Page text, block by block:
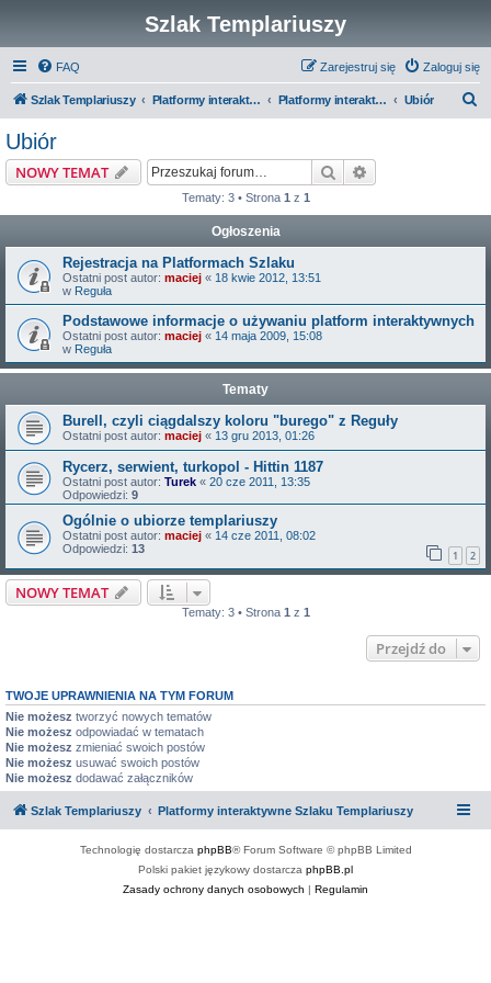
Szlak Templariuszy
FAQ Zaloguj się
Zarejestruj się
Szlak Templariuszy Platformy interaktywne Szlaku Templariuszy Platformy interaktywne - Zakon Templariuszy Ubiór
Ubiór
NOWY TEMAT Szukaj
Tematy: 3 • Strona 1 z 1
Ogłoszenia
Rejestracja na Platformach Szlaku
Ostatni post autor: maciej « 18 kwie 2012, 13:51
w Reguła
Podstawowe informacje o używaniu platform interaktywnych
Ostatni post autor: maciej « 14 maja 2009, 15:08
w Reguła
Tematy
Burell, czyli ciągdalszy koloru "burego" z Reguły
Ostatni post autor: maciej « 13 gru 2013, 01:26
Rycerz, serwient, turkopol - Hittin 1187
Ostatni post autor: Turek « 20 cze 2011, 13:35
Odpowiedzi: 9
Ogólnie o ubiorze templariuszy
Ostatni post autor: maciej « 14 cze 2011, 08:02
Odpowiedzi: 13 1 2
NOWY TEMAT
Tematy: 3 • Strona 1 z 1
Przejdź do
TWOJE UPRAWNIENIA NA TYM FORUM
Nie możesz tworzyć nowych tematów
Nie możesz odpowiadać w tematach
Nie możesz zmieniać swoich postów
Nie możesz usuwać swoich postów
Nie możesz dodawać załączników
Szlak Templariuszy Platformy interaktywne Szlaku Templariuszy
Technologię dostarcza phpBB® Forum Software © phpBB Limited
Polski pakiet językowy dostarcza phpBB.pl
Zasady ochrony danych osobowych | Regulamin